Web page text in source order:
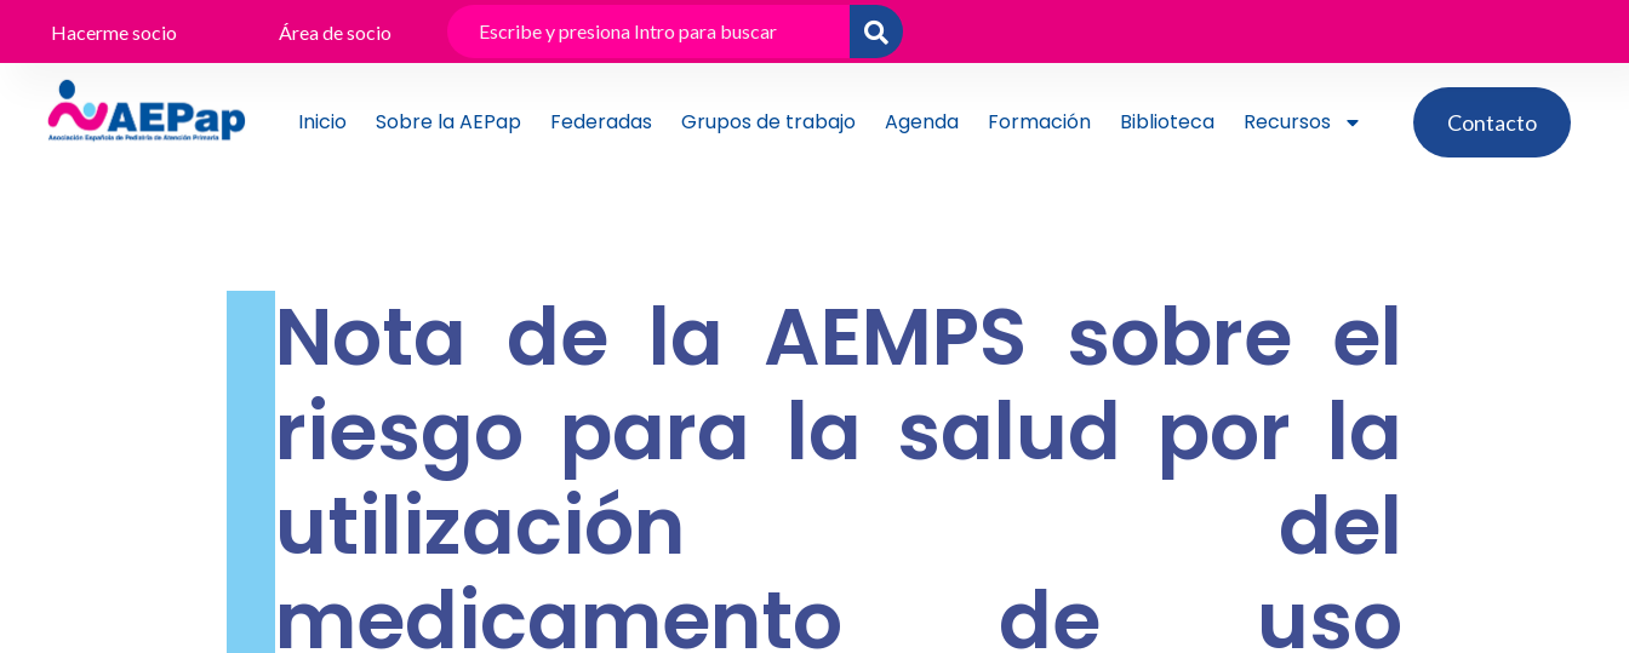
contenido
Hacerme socio Área de socio
Inicio Sobre la AEPap Federadas Grupos de trabajo Agenda Formación Biblioteca Recursos Contacto
Nota de la AEMPS sobre el
riesgo para la salud por la
utilización del
medicamento de uso